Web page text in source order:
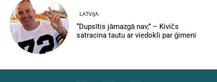
LATVIJA
“Dupsītis jāmazgā nav,” – Kivičs
satracina tautu ar viedokli par ģimeni